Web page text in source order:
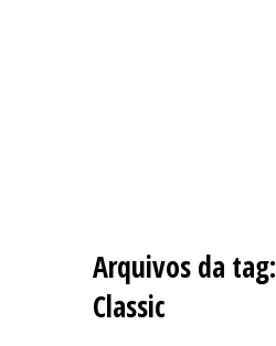
Arquivos da tag:
Classic